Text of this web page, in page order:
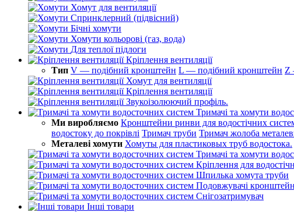
Хомут для вентиляції
Спринклерний (підвісний)
Бічні хомути
Хомути кольорові (газ, вода)
Для теплої підлоги
Кріплення вентиляції
Тип V — подібний кронштейн L — подібний кронштейн Z
Хомут для вентиляції
Кріплення вентиляції
Звукоізолюючий профіль.
Тримачі та хомути
Ми виробляємо Кронштейни ринви для водостічних
водостоку до покрівлі Тримач труби Тримач жолоба
Металеві хомути Хомуты для пластиковых труб водостока.
Тримачі та хомути
Кріплення для
Шпилька хомута труби
Подовжувачі
Снігозатримувач
Інші товари